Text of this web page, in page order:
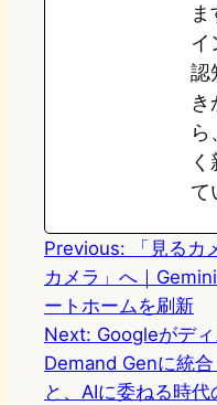
イ
認
て
Previous:
「見る
カメラ」へ｜
ートホームを刷新
Next: Googleがデ
Demand Genに統
と、AIに委ねる時代